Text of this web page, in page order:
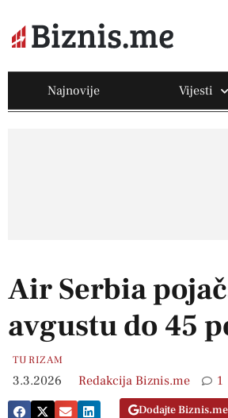
Najnovije Vijesti
Air Serbia
avgustu do 45
TURIZAM
3.3.2026 Redakcija Biznis.me 1
Dodajte